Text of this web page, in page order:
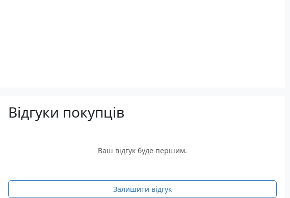
Відгуки покупців
Ваш відгук буде першим.
Залишити відгук